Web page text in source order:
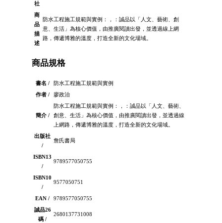
社
商
品
描
述
防水工程施工規範與實例：，：誠品以「人文、藝術、創
意、生活」為核心價值，由推廣閱讀出發，並透過線上網
路，傳遞博雅的溫度，打造全新的文化場域。
商品規格
書名 /
防水工程施工規範與實例
作者 /
廖政治
簡介 /
防水工程施工規範與實例：，：誠品以「人文、藝術、
創意、生活」為核心價值，由推廣閱讀出發，並透過線
上網路，傳遞博雅的溫度，打造全新的文化場域。
出版社
/
詹氏書局
ISBN13
/
9789577050755
ISBN10
/
9577050751
EAN /
9789577050755
誠品26
碼 /
2680137731008